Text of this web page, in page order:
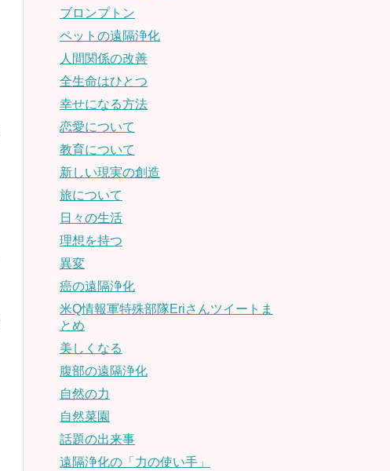
ブロンプトン
ペットの遠隔浄化
人間関係の改善
全生命はひとつ
幸せになる方法
恋愛について
教育について
新しい現実の創造
旅について
日々の生活
理想を持つ
異変
癌の遠隔浄化
米Q情報軍特殊部隊Eriさんツイートま
とめ
美しくなる
腹部の遠隔浄化
自然の力
自然菜園
話題の出来事
遠隔浄化の「力の使い手」